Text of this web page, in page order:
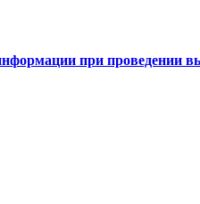
при проведении